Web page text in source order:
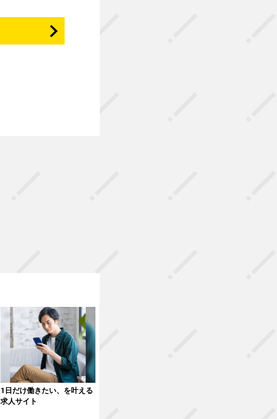
1日だけ働きたい、を叶える
求人サイト